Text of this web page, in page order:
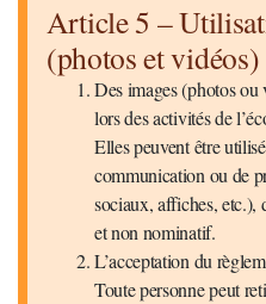
Article 5 –
(photos et vidéos)
Des images (photos ou
lors des activités de
Elles peuvent être
communication ou de
sociaux, affiches, etc.),
et non nominatif.
L’acceptation du
Toute personne peut